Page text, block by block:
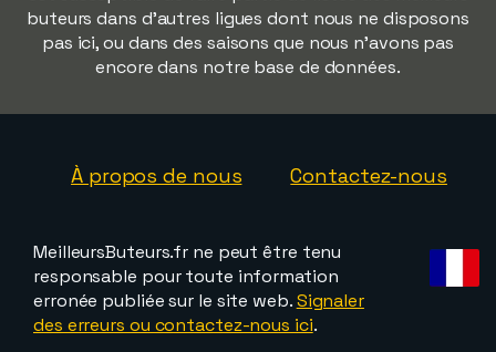
buteurs dans d'autres ligues dont nous ne disposons
pas ici, ou dans des saisons que nous n'avons pas
encore dans notre base de données.
À propos de nous Contactez-nous
MeilleursButeurs.fr ne peut être tenu
responsable pour toute information
erronée publiée sur le site web.Signaler
des erreurs ou contactez-nous ici.